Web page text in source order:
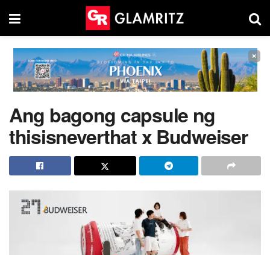
×
Ang bagong capsule ng
thisisneverthat x Budweiser